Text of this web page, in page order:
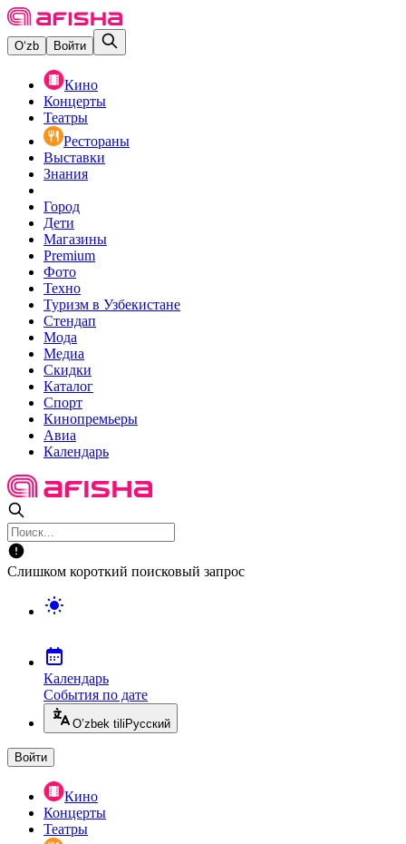
O‘zb Войти
Кино
Концерты
Театры
Рестораны
Выставки
Знания
Город
Дети
Магазины
Premium
Фото
Техно
Туризм в Узбекистане
Стендап
Мода
Медиа
Скидки
Каталог
Спорт
Кинопремьеры
Авиа
Календарь
Слишком короткий поисковый запрос
Календарь
События по дате
O’zbek tili Русский
Войти
Кино
Концерты
Театры